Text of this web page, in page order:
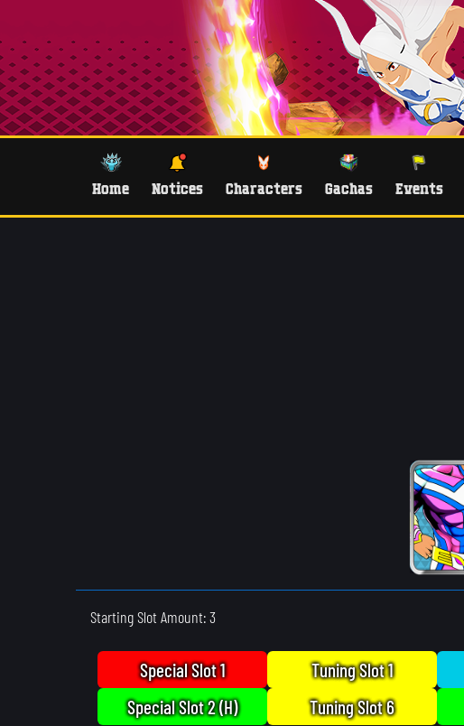
Home Notices Characters Gachas Events
Starting Slot Amount: 3
Special Slot 1 Tuning Slot 1
Special Slot 2 (H)
Tuning Slot 6